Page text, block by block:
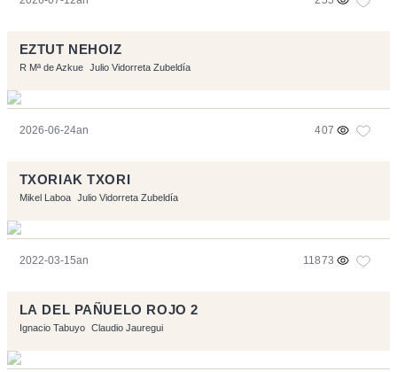
EZTUT NEHOIZ
R Mª de Azkue Julio Vidorreta Zubeldía
2026-06-24an 407
TXORIAK TXORI
Mikel Laboa Julio Vidorreta Zubeldía
2022-03-15an 11873
LA DEL PAÑUELO ROJO 2
Ignacio Tabuyo Claudio Jauregui